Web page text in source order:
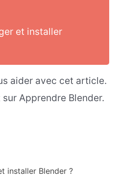
et installer
aider avec cet article.
Apprendre Blender.
installer Blender ?